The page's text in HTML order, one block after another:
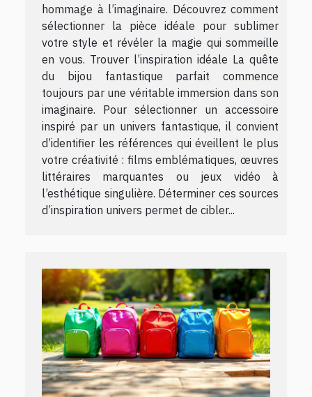
hommage à l’imaginaire. Découvrez comment
sélectionner la pièce idéale pour sublimer
votre style et révéler la magie qui sommeille
en vous. Trouver l’inspiration idéale La quête
du bijou fantastique parfait commence
toujours par une véritable immersion dans son
imaginaire. Pour sélectionner un accessoire
inspiré par un univers fantastique, il convient
d’identifier les références qui éveillent le plus
votre créativité : films emblématiques, œuvres
littéraires marquantes ou jeux vidéo à
l’esthétique singulière. Déterminer ces sources
d’inspiration univers permet de cibler...